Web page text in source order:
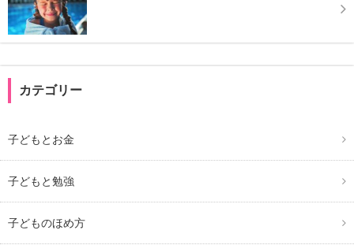
カテゴリー
子どもとお金
子どもと勉強
子どものほめ方